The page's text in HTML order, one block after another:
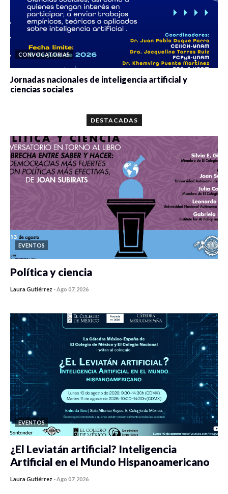
CONVOCATORIAS
Jornadas nacionales de inteligencia artificial y
ciencias sociales
DESTACADAS
EVENTOS
Política y ciencia
Laura Gutiérrez -Ago 07, 2026
EVENTOS
¿El Leviatán artificial? Inteligencia
Artificial en el Mundo Hispanoamericano
Laura Gutiérrez -Ago 07, 2026